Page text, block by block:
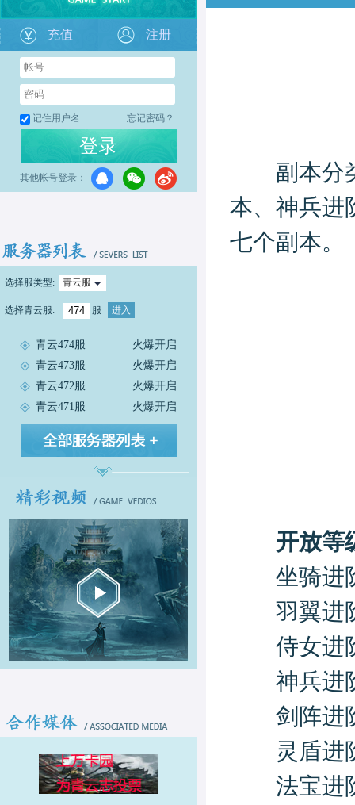
充值 注册
记住用户名 忘记密码？
登录
其他帐号登录：
选择服类型: 青云服
选择青云服: 服 进入
火爆开启
青云474服
火爆开启
青云473服
火爆开启
青云472服
火爆开启
青云471服
副本分类
本、神兵进
七个副本。
开放等
坐骑进
羽翼进
侍女进
神兵进
剑阵进
灵盾进
法宝进